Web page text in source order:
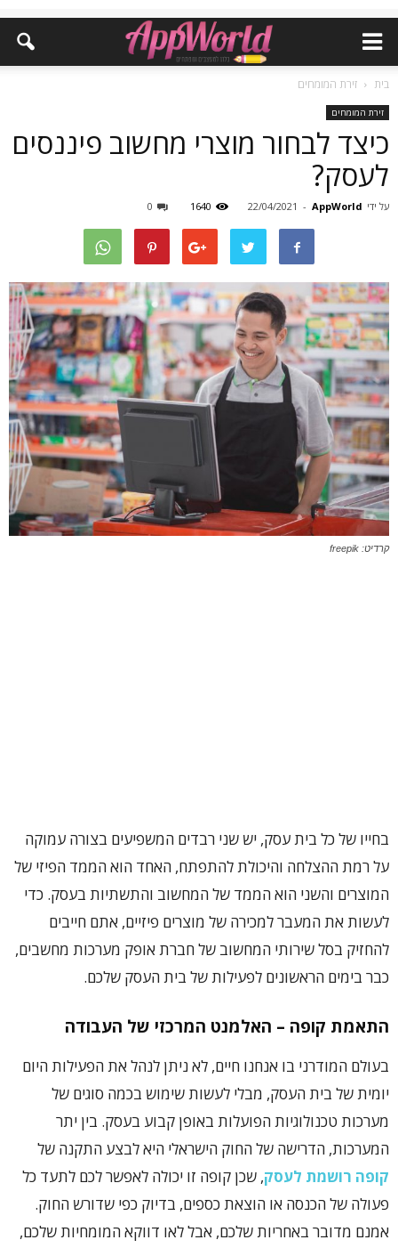
בית זירת המומחים
זירת המומחים
כיצד לבחור מוצרי מחשוב פיננסים
לעסק?
על ידי AppWorld
-
22/04/2021
1640
0
קרדיט: freepik
בחייו של כל בית עסק, יש שני רבדים המשפיעים בצורה עמוקה
על רמת ההצלחה והיכולת להתפתח, האחד הוא הממד הפיזי של
המוצרים והשני הוא הממד של המחשוב והתשתיות בעסק. כדי
לעשות את המעבר למכירה של מוצרים פיזיים, אתם חייבים
להחזיק בסל שירותי המחשוב של חברת אופק מערכות מחשבים,
כבר בימים הראשונים לפעילות של בית העסק שלכם.
התאמת קופה – האלמנט המרכזי של העבודה
בעולם המודרני בו אנחנו חיים, לא ניתן לנהל את הפעילות היום
יומית של בית העסק, מבלי לעשות שימוש בכמה סוגים של
מערכות טכנולוגיות הפועלות באופן קבוע בעסק. בין יתר
המערכות, הדרישה של החוק הישראלי היא לבצע התקנה של
קופה רושמת לעסק, שכן קופה זו יכולה לאפשר לכם לתעד כל
פעולה של הכנסה או הוצאת כספים, בדיוק כפי שדורש החוק.
אמנם מדובר באחריות שלכם, אבל לאו דווקא המומחיות שלכם,